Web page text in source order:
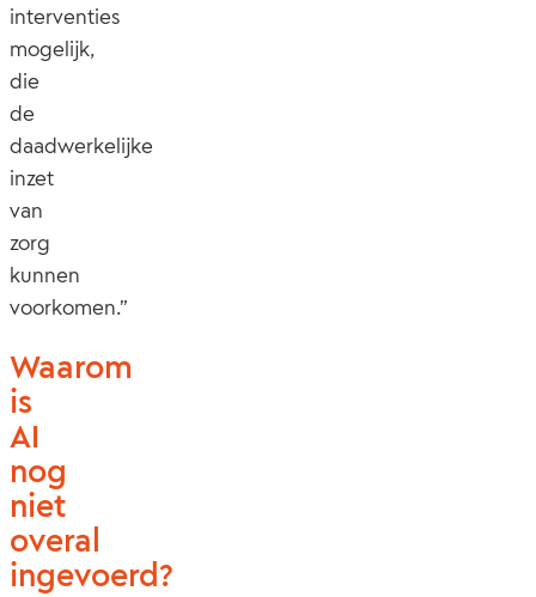
interventies
mogelijk,
die
de
daadwerkelijke
inzet
van
zorg
kunnen
voorkomen.”
Waarom
is
AI
nog
niet
overal
ingevoerd?